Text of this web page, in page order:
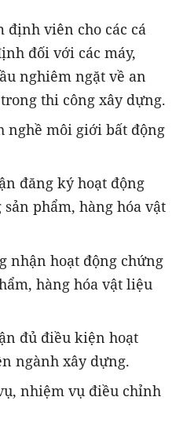
định viên cho các cá
đối với các máy,
nghiêm ngặt về an
thi công xây dựng.
nghề môi giới bất động
đăng ký hoạt động
phẩm, hàng hóa vật
nhận hoạt động chứng
hàng hóa vật liệu
đủ điều kiện hoạt
ngành xây dựng.
nhiệm vụ điều chỉnh